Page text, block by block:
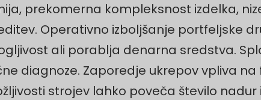
prekomerna kompleksnost izdelka,
Operativno izboljšanje portfeljske
ali porablja denarna sredstva.
diagnoze. Zaporedje ukrepov vpliva na
strojev lahko poveča število nadur